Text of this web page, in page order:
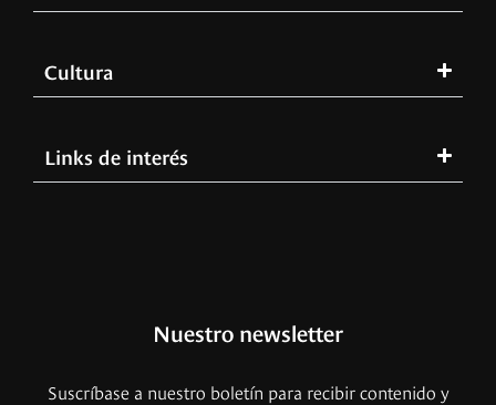
Cultura
Links de interés
Nuestro newsletter
Suscríbase a nuestro boletín para recibir contenido y